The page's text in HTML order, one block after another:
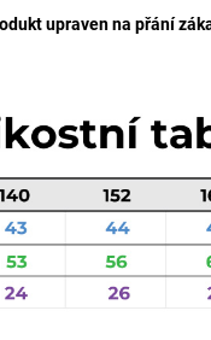
upraven na přání